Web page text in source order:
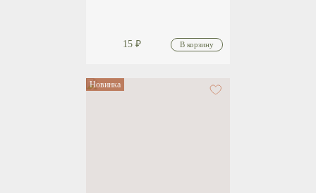
15 ₽
Новинка